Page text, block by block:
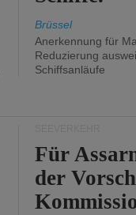
Brüssel
Anerkennung für
Reduzierung
Schiffsanläufe
Für
der